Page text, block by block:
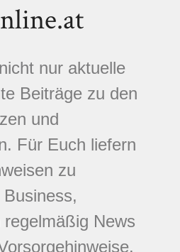
nur aktuelle
Beiträge zu den
und
Für Euch liefern
zu
News